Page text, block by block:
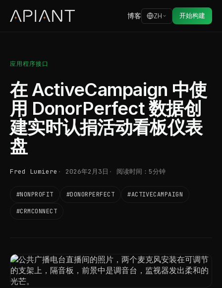
博客 ZH 开始构建
应用程序接口
在 ActiveCampaign 中使
用 DonorPerfect 数据创
建实时认捐活动看板仪表
盘
Fred Lumiere 2026年2月3日 阅读时间：5分钟
#NONPROFIT #DONORPERFECT #ACTIVECAMPAIGN
#CRMCONNECT